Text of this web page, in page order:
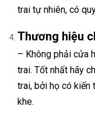
trai tự nhiên, có
Thương hiệu
– Không phải cửa
trai. Tốt nhất hãy
trai, bởi họ có kiến
khe.